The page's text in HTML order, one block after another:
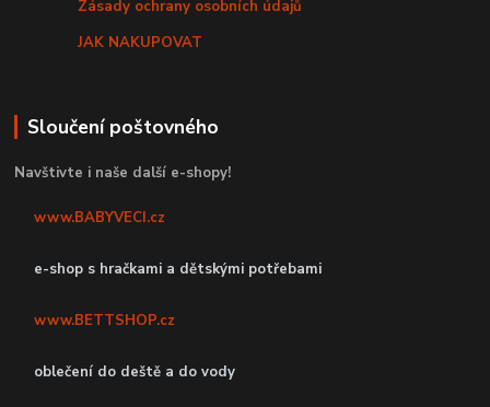
Zásady ochrany osobních údajů
JAK NAKUPOVAT
Sloučení poštovného
Navštivte i naše další e-shopy!
www.BABYVECI.cz
e-shop s hračkami a dětskými potřebami
www.BETTSHOP.cz
oblečení do deště a do vody